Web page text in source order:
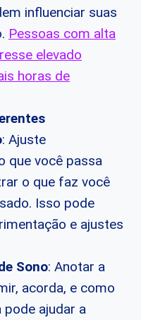
influenciar suas
Pessoas com alta
elevado
horas de
: Ajuste
que você passa
o que faz você
Isso pode
e ajustes
Sono: Anotar a
acorda, e como
pode ajudar a